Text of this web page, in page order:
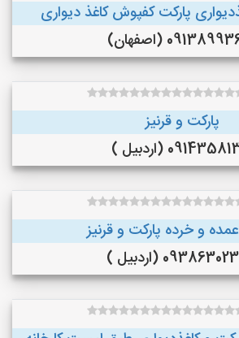
پارکت کفپوش کاغذ دیواری
(اصفهان)
پارکت و قرنیز
(اردبیل )
و خرده پارکت و قرنیز
(اردبیل )